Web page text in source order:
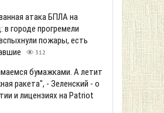
атака БПЛА на
в городе прогремели
пожары, есть
312
бумажками. А летит
ракета", - Зеленский - о
и лицензиях на Patriot